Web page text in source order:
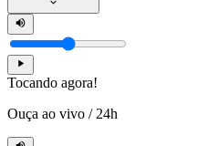
Tocando agora!
Ouça ao vivo / 24h